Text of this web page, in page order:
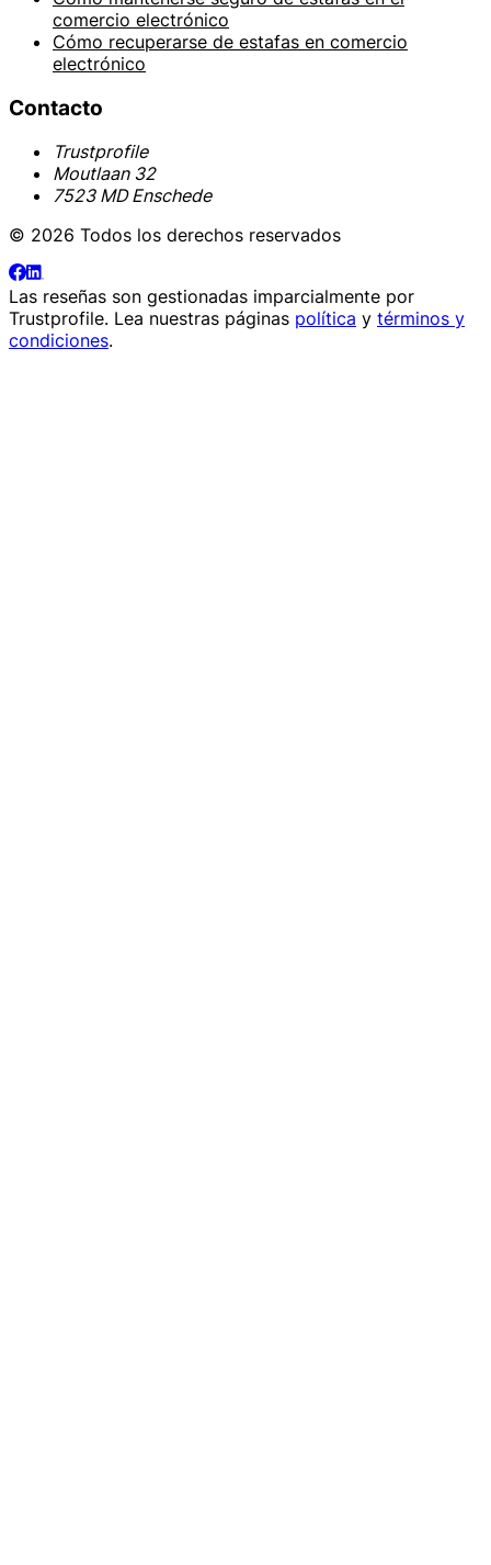
comercio electrónico
Cómo recuperarse de estafas en comercio
electrónico
Contacto
Trustprofile
Moutlaan 32
7523 MD Enschede
© 2026 Todos los derechos reservados
Las reseñas son gestionadas imparcialmente por
Trustprofile. Lea nuestras páginas política y términos y
condiciones.